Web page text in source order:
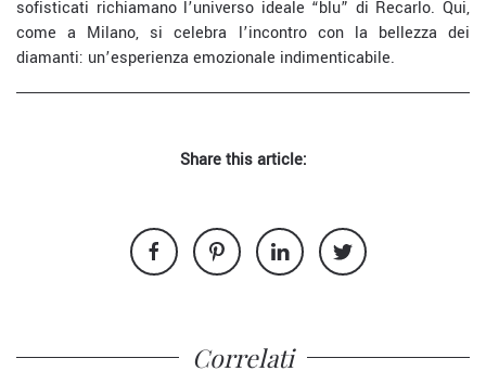
sofisticati richiamano l’universo ideale “blu” di Recarlo. Qui,
come a Milano, si celebra l’incontro con la bellezza dei
diamanti: un’esperienza emozionale indimenticabile.
Share this article:
Correlati